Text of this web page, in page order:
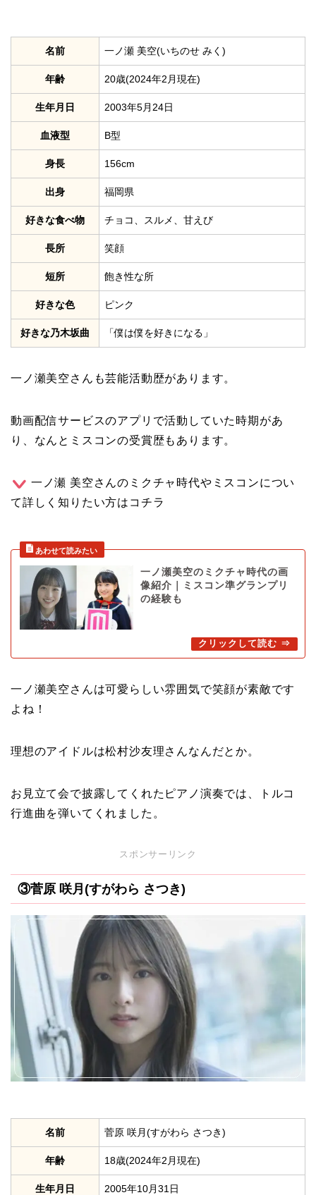
名前 一ノ瀬 美空(いちのせ みく)
年齢 20歳(2024年2月現在)
生年月日 2003年5月24日
血液型 B型
身長 156cm
出身 福岡県
好きな食べ物 チョコ、スルメ、甘えび
長所 笑顔
短所 飽き性な所
好きな色 ピンク
好きな乃木坂曲 「僕は僕を好きになる」
一ノ瀬美空さんも芸能活動歴があります。
動画配信サービスのアプリで活動していた時期があ
り、なんとミスコンの受賞歴もあります。
一ノ瀬 美空さんのミクチャ時代やミスコンについ
て詳しく知りたい方はコチラ
一ノ瀬美空のミクチャ時代の画
像紹介｜ミスコン準グランプリ
の経験も
一ノ瀬美空さんは可愛らしい雰囲気で笑顔が素敵です
よね！
理想のアイドルは松村沙友理さんなんだとか。
お見立て会で披露してくれたピアノ演奏では、トルコ
行進曲を弾いてくれました。
スポンサーリンク
③菅原 咲月(すがわら さつき)
名前 菅原 咲月(すがわら さつき)
年齢 18歳(2024年2月現在)
生年月日 2005年10月31日